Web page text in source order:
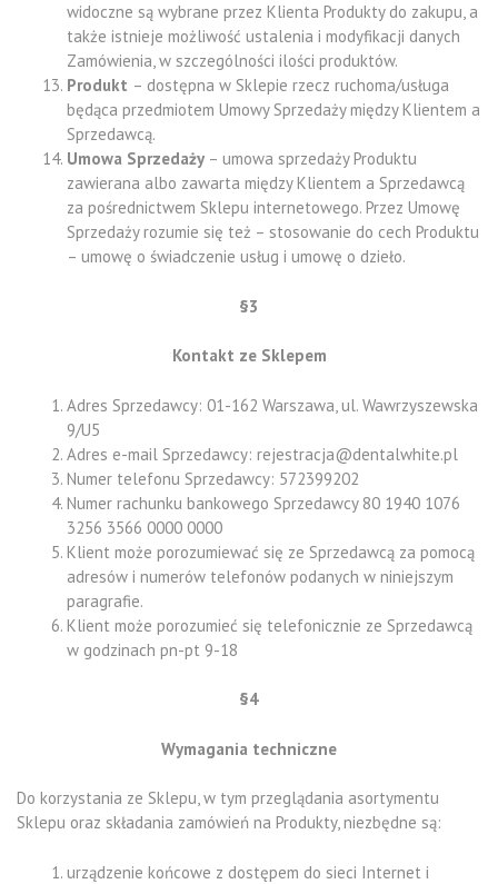
widoczne są wybrane przez Klienta Produkty do zakupu, a
także istnieje możliwość ustalenia i modyfikacji danych
Zamówienia, w szczególności ilości produktów.
Produkt – dostępna w Sklepie rzecz ruchoma/usługa
będąca przedmiotem Umowy Sprzedaży między Klientem a
Sprzedawcą.
Umowa Sprzedaży – umowa sprzedaży Produktu
zawierana albo zawarta między Klientem a Sprzedawcą
za pośrednictwem Sklepu internetowego. Przez Umowę
Sprzedaży rozumie się też – stosowanie do cech Produktu
– umowę o świadczenie usług i umowę o dzieło.
§3
Kontakt ze Sklepem
Adres Sprzedawcy: 01-162 Warszawa, ul. Wawrzyszewska
9/U5
Adres e-mail Sprzedawcy: rejestracja@dentalwhite.pl
Numer telefonu Sprzedawcy: 572399202
Numer rachunku bankowego Sprzedawcy 80 1940 1076
3256 3566 0000 0000
Klient może porozumiewać się ze Sprzedawcą za pomocą
adresów i numerów telefonów podanych w niniejszym
paragrafie.
Klient może porozumieć się telefonicznie ze Sprzedawcą
w godzinach pn-pt 9-18
§4
Wymagania techniczne
Do korzystania ze Sklepu, w tym przeglądania asortymentu
Sklepu oraz składania zamówień na Produkty, niezbędne są:
urządzenie końcowe z dostępem do sieci Internet i